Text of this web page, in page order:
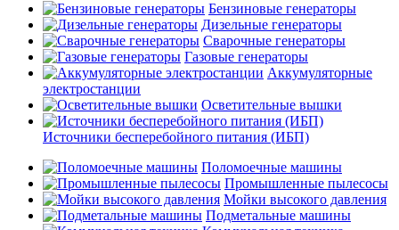
Бензиновые генераторы
Дизельные генераторы
Сварочные генераторы
Газовые генераторы
Аккумуляторные
электростанции
Осветительные вышки
Источники бесперебойного питания (ИБП)
Поломоечные машины
Промышленные пылесосы
Мойки высокого давления
Подметальные машины